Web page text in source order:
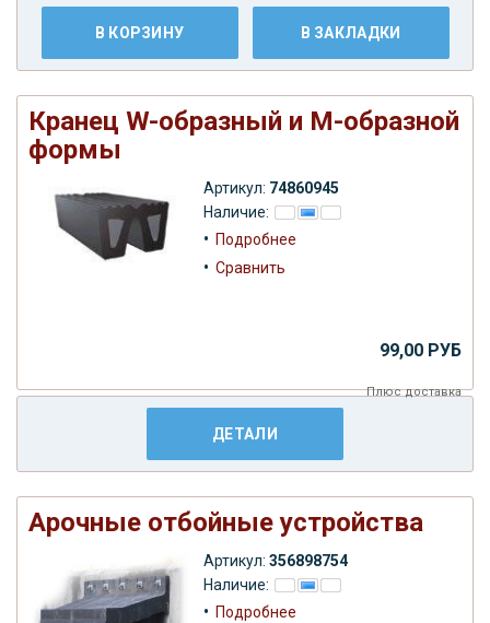
В КОРЗИНУ В ЗАКЛАДКИ
Кранец W-образный и M-образной
формы
Артикул: 74860945
Наличие:
• Подробнее
• Сравнить
99,00 РУБ
Плюсдоставка
ДЕТАЛИ
Арочные отбойные устройства
Артикул: 356898754
Наличие:
• Подробнее